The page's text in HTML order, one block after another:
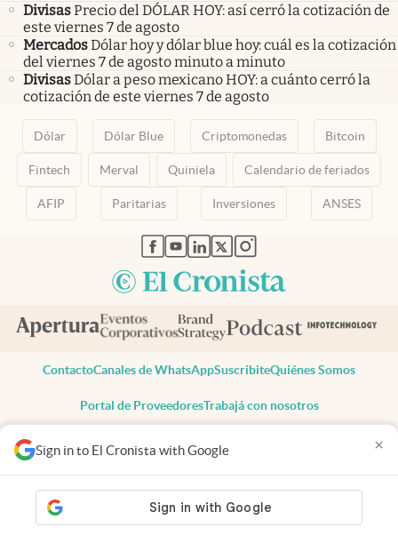
Sign in to El Cronista with Google ×
DivisasPrecio del DÓLAR HOY: así cerró la cotización de
este viernes 7 de agosto
MercadosDólar hoy y dólar blue hoy: cuál es la cotización
del viernes 7 de agosto minuto a minuto
DivisasDólar a peso mexicano HOY: a cuánto cerró la
cotización de este viernes 7 de agosto
Dólar Dólar Blue Criptomonedas Bitcoin
Fintech Merval Quiniela Calendario de feriados
AFIP Paritarias Inversiones ANSES
abre en nueva pestaña
abre en nueva pestaña
abre en nueva pestaña
abre en nueva pestaña
abre en nueva pestaña
ContactoCanales de WhatsAppSuscribiteQuiénes Somos
Portal de ProveedoresTrabajá con nosotros
Todos los derechos reservados
Privacidad
Consentimiento
Tel:+54 11 7078-3270